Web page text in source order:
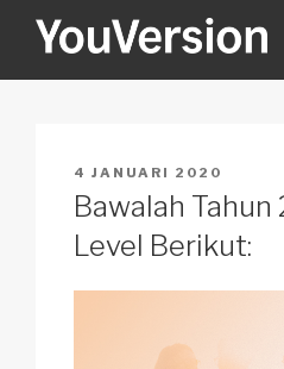
YOUVERSION
POSTED
ON
4 JANUARI 2020
Bawalah
Level Berikut: